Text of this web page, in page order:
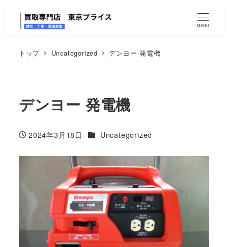
MENU
トップ Uncategorized デンヨー 発電機
デンヨー 発電機
投稿日
2024年3月18日 カテゴリー
Uncategorized